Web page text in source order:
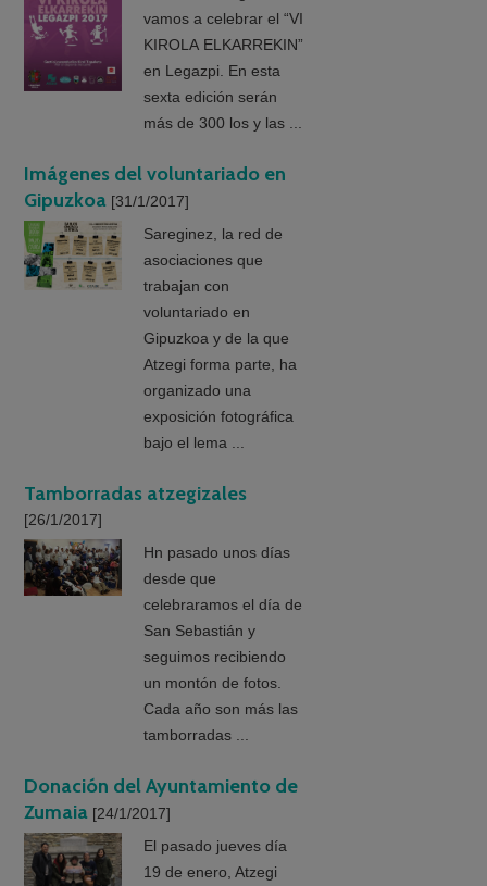
vamos a celebrar el “VI
KIROLA ELKARREKIN”
en Legazpi. En esta
sexta edición serán
más de 300 los y las ...
Imágenes del voluntariado en
Gipuzkoa [31/1/2017]
Sareginez, la red de
asociaciones que
trabajan con
voluntariado en
Gipuzkoa y de la que
Atzegi forma parte, ha
organizado una
exposición fotográfica
bajo el lema ...
Tamborradas atzegizales
[26/1/2017]
Hn pasado unos días
desde que
celebraramos el día de
San Sebastián y
seguimos recibiendo
un montón de fotos.
Cada año son más las
tamborradas ...
Donación del Ayuntamiento de
Zumaia [24/1/2017]
El pasado jueves día
19 de enero, Atzegi